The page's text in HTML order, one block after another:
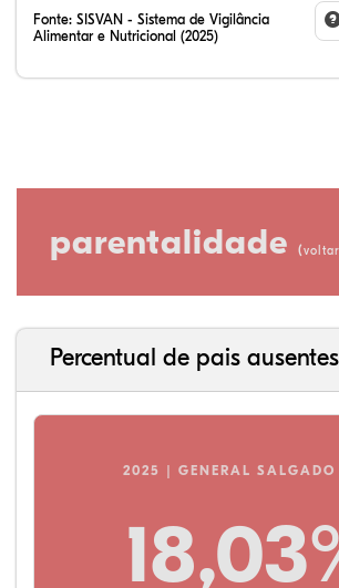
Fonte: SISVAN - Sistema de Vigilância
Alimentar e Nutricional (2025)
parentalidade (
Percentual de pais ausentes
2025 | GENERAL SALGADO